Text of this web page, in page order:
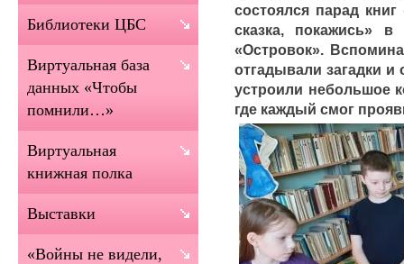
состоялся парад
сказка, покажись»
«Островок».
отгадывали загадки
устроили небольшое
где каждый смог
Библиотеки ЦБС
Виртуальная база
данных «Чтобы
помнили…»
Виртуальная
книжная полка
Выставки
«Войны не видели,